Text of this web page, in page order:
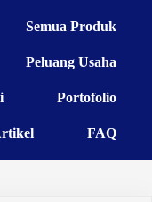
Semua Produk
Peluang Usaha
Portofolio
FAQ